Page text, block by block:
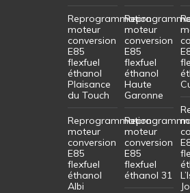
Reprogrammation
moteur
conversion
E85
flexfuel
éthanol
Plaisance
du Touch
Reprogrammation
moteur
conversion
E85
flexfuel
éthanol
Albi
moteur
conversion
E85
flexfuel
éthanol
Haute
Garonne
moteur
conversion
E85
flexfuel
éthanol 31